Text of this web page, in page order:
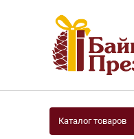
Каталог товаров